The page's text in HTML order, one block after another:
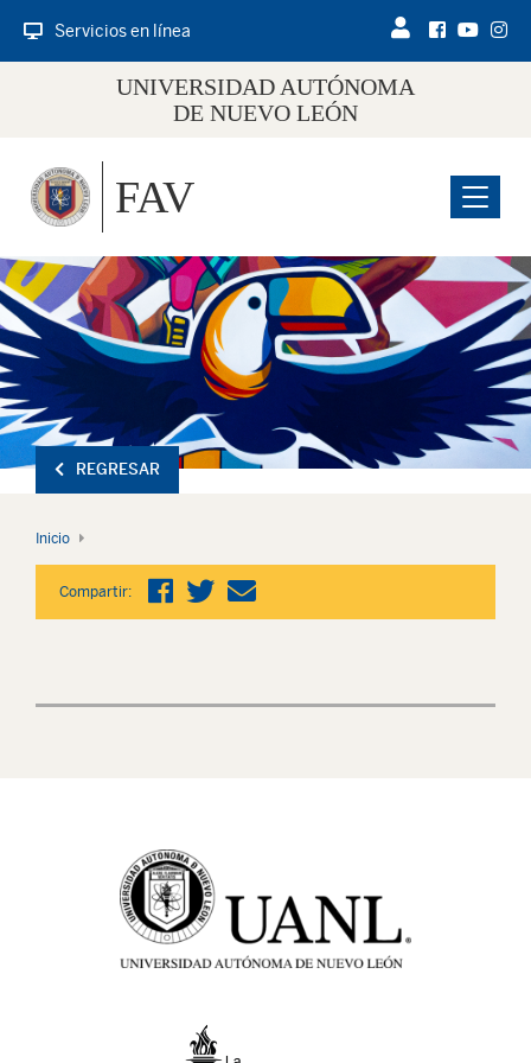
Servicios en línea
UNIVERSIDAD AUTÓNOMA
DE NUEVO LEÓN
Menu
FAV
REGRESAR
Inicio
Compartir: